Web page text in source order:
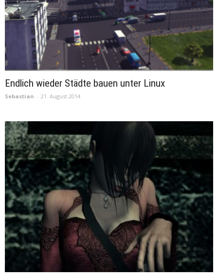
Endlich wieder Städte bauen unter Linux
Sebastian - 21. August 2014